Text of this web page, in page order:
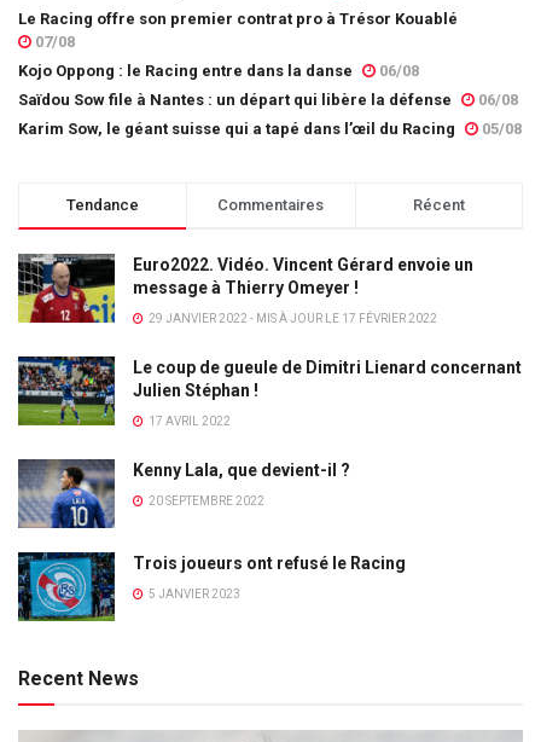
Le Racing offre son premier contrat pro à Trésor Kouablé
07/08
Kojo Oppong : le Racing entre dans la danse
06/08
Saïdou Sow file à Nantes : un départ qui libère la défense
06/08
Karim Sow, le géant suisse qui a tapé dans l’œil du Racing
05/08
Tendance Commentaires Récent
Euro2022. Vidéo. Vincent Gérard envoie un
message à Thierry Omeyer !
29 JANVIER 2022 - MIS À JOUR LE 17 FÉVRIER 2022
Le coup de gueule de Dimitri Lienard concernant
Julien Stéphan !
17 AVRIL 2022
Kenny Lala, que devient-il ?
20 SEPTEMBRE 2022
Trois joueurs ont refusé le Racing
5 JANVIER 2023
Recent News